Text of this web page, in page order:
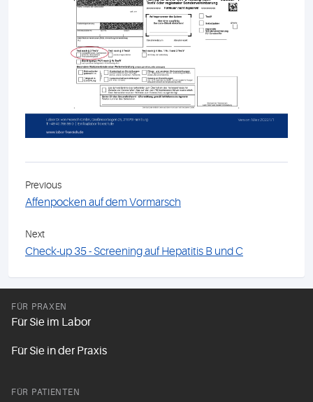
Previous
Affenpocken auf dem Vormarsch
Next
Check-up 35 - Screening auf Hepatitis B und C
FÜR PRAXEN
Für Sie im Labor
Für Sie in der Praxis
FÜR PATIENTEN